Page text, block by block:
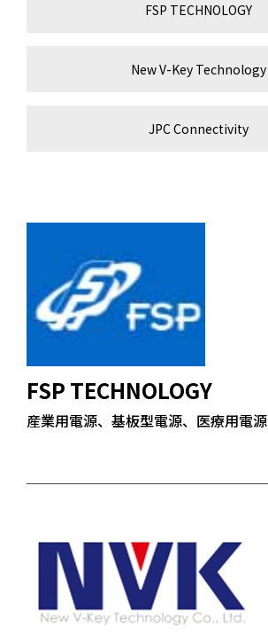
FSP TECHNOLOGY
New V-Key Technology
JPC Connectivity
FSP TECHNOLOGY
産業用電源、基板型電源、医療用電源